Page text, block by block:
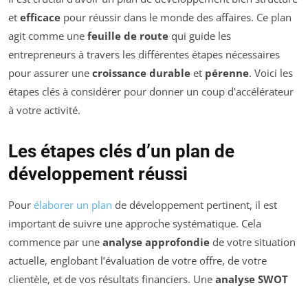
et efficace pour réussir dans le monde des affaires. Ce plan
agit comme une feuille de route qui guide les
entrepreneurs à travers les différentes étapes nécessaires
pour assurer une croissance durable et pérenne. Voici les
étapes clés à considérer pour donner un coup d’accélérateur
à votre activité.
Les étapes clés d’un plan de
développement réussi
Pour élaborer un plan de développement pertinent, il est
important de suivre une approche systématique. Cela
commence par une analyse approfondie de votre situation
actuelle, englobant l’évaluation de votre offre, de votre
clientèle, et de vos résultats financiers. Une analyse SWOT